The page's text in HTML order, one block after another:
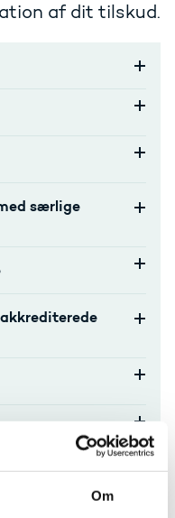
Om
af dit tilskud.
særlige
System